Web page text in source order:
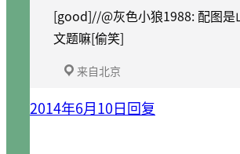
[good]//@灰色小狼1988: 配图是
文题嘛[偷笑]
来自北京
2014年6月10日回复